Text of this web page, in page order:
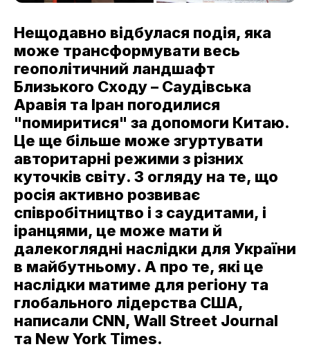
Нещодавно відбулася подія, яка
може трансформувати весь
геополітичний ландшафт
Близького Сходу – Саудівська
Аравія та Іран погодилися
"помиритися" за допомоги Китаю.
Це ще більше може згуртувати
авторитарні режими з різних
куточків світу. З огляду на те, що
росія активно розвиває
співробітництво і з саудитами, і
іранцями, це може мати й
далекоглядні наслідки для України
в майбутньому. А про те, які це
наслідки матиме для регіону та
глобального лідерства США,
написали CNN, Wall Street Journal
та New York Times.